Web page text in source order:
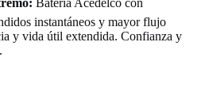
Batería Acedelco con
instantáneos y mayor flujo
y vida útil extendida. Confianza y